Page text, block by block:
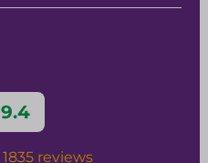
9.4
1835 reviews